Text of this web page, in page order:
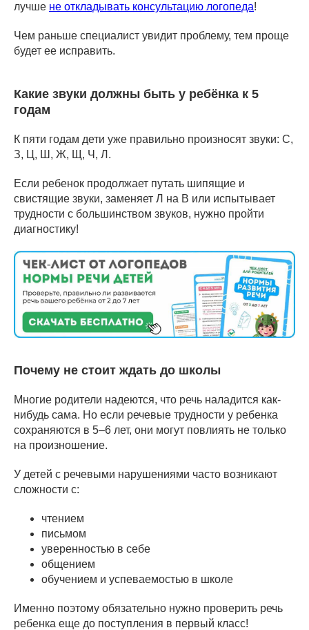
лучше не откладывать консультацию логопеда!
Чем раньше специалист увидит проблему, тем проще
будет ее исправить.
Какие звуки должны быть у ребёнка к 5
годам
К пяти годам дети уже правильно произносят звуки: С,
З, Ц, Ш, Ж, Щ, Ч, Л.
Если ребенок продолжает путать шипящие и
свистящие звуки, заменяет Л на В или испытывает
трудности с большинством звуков, нужно пройти
диагностику!
Почему не стоит ждать до школы
Многие родители надеются, что речь наладится как-
нибудь сама. Но если речевые трудности у ребенка
сохраняются в 5–6 лет, они могут повлиять не только
на произношение.
У детей с речевыми нарушениями часто возникают
сложности с:
чтением
письмом
уверенностью в себе
общением
обучением и успеваемостью в школе
Именно поэтому обязательно нужно проверить речь
ребенка еще до поступления в первый класс!